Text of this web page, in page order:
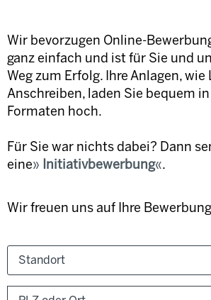
Wir bevorzugen Online-
ganz einfach und ist für Sie und
Weg zum Erfolg. Ihre Anlagen,
Anschreiben, laden Sie bequem
Formaten hoch.
Für Sie war nichts dabei? Dann
eine
Initiativbewerbung .
Wir freuen uns auf Ihre
Standort